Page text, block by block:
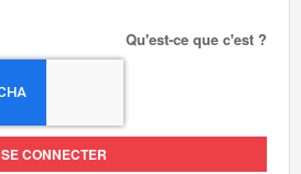
Qu'est-ce que c'est ?
SE CONNECTER